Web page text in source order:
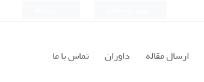
ارسال مقاله داوران تماس با ما